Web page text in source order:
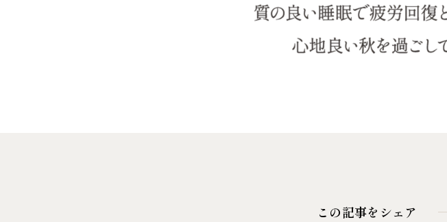
この記事をシェア